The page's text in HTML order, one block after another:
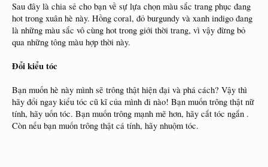
Sau đây là chia sẻ cho bạn về sự lựa chọn màu sắc trang phục đang
hot trong xuân hè này. Hồng coral, đỏ burgundy và xanh indigo đang
là những màu sắc vô cùng hot trong giới thời trang, vì vậy đừng bỏ
qua những tông màu hợp thời này.
Đổi kiểu tóc
Bạn muốn hè này mình sẽ trông thật hiện đại và phá cách? Vậy thì
hãy đổi ngay kiểu tóc cũ kĩ của mình đi nào! Bạn muốn trông thật nữ
tính, hãy uốn tóc. Bạn muốn trông mạnh mẽ hơn, hãy cắt tóc ngắn .
Còn nếu bạn muốn trông thật cá tính, hãy nhuộm tóc.